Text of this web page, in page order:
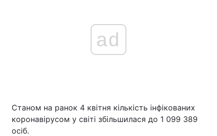
ad
Станом на ранок 4 квітня кількість інфікованих
коронавірусом у світі збільшилася до 1 099 389
осіб.